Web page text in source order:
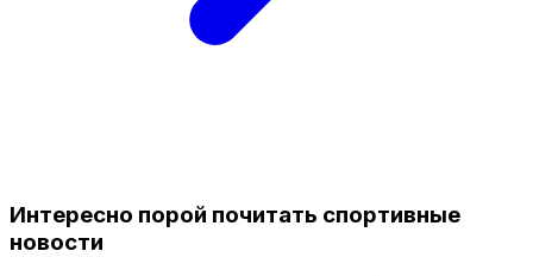
Интересно порой почитать спортивные
новости